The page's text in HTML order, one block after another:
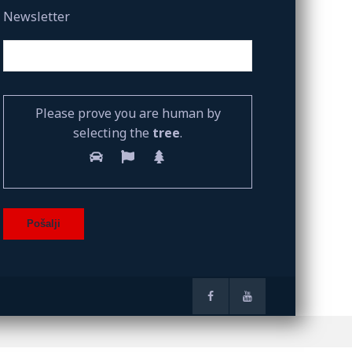
Newsletter
Please prove you are human by
selecting the tree.